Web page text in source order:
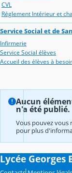
CVL
Réglement Intérieur et
Service Social et de
Infirmerie
Service Social élèves
Accueil des élèves à
Aucun
n'a été publié.
Vous pouvez vous
pour plus
Lycée Georges